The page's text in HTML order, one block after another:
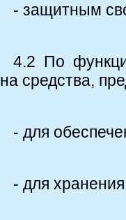
- защитным
4.2 По
на средства,
- для
- для